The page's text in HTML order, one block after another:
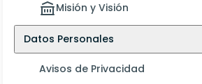
Misión y Visión
Datos Personales
Avisos de Privacidad